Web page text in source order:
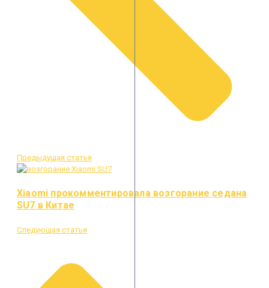
Предыдущая статья
Xiaomi прокомментировала возгорание седана
SU7 в Китае
Следующая статья